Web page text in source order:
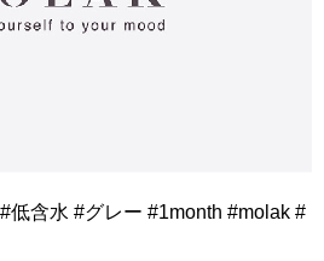
低含水 #グレー #1month #molak #